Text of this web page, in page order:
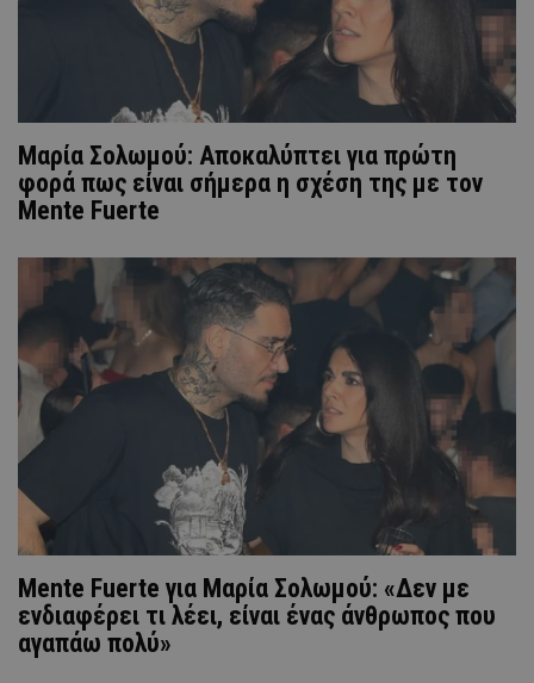
Μαρία Σολωμού: Αποκαλύπτει για πρώτη
φορά πως είναι σήμερα η σχέση της με τον
Mente Fuerte
Mente Fuerte για Μαρία Σολωμού: «Δεν με
ενδιαφέρει τι λέει, είναι ένας άνθρωπος που
αγαπάω πολύ»